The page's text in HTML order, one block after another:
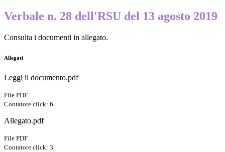
Verbale n. 28 dell'RSU del 13 agosto 2019
Consulta i documenti in allegato.
Allegati
Leggi il documento.pdf
File PDF
Contatore click: 6
Allegato.pdf
File PDF
Contatore click: 3